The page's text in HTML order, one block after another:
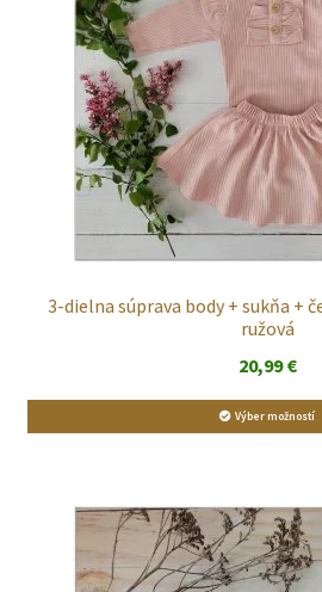
3-dielna súprava body + sukňa +
ružová
20,99€
Výber možností